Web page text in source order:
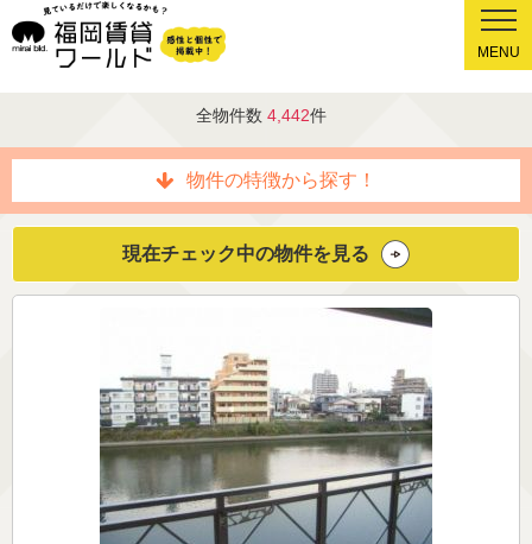
MENU
全物件数 4,442件
物件の特徴から探す！
現在チェック中の物件を見る